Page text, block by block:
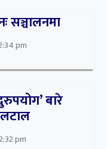
सञ्चालनमा
pm
बारे
pm